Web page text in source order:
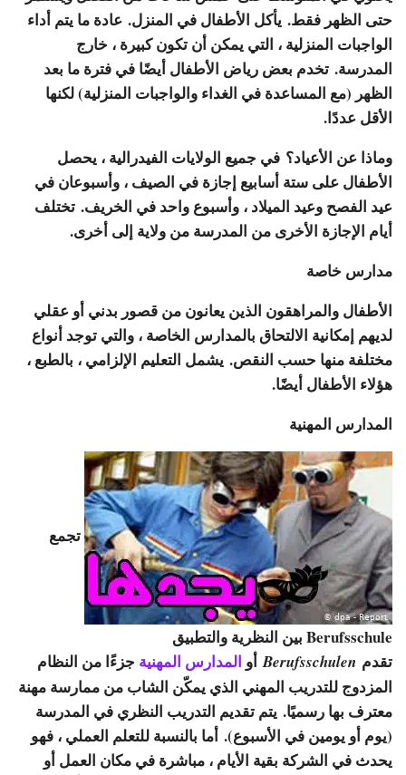
حتى الظهر فقط. يأكل الأطفال في المنزل. عادة ما يتم أداء
الواجبات المنزلية ، التي يمكن أن تكون كبيرة ، خارج
المدرسة. تخدم بعض رياض الأطفال أيضًا في فترة ما بعد
الظهر (مع المساعدة في الغداء والواجبات المنزلية) لكنها
الأقل عددًا.
وماذا عن الأعياد؟ في جميع الولايات الفيدرالية ، يحصل
الأطفال على ستة أسابيع إجازة في الصيف ، وأسبوعان في
عيد الفصح وعيد الميلاد ، وأسبوع واحد في الخريف. تختلف
أيام الإجازة الأخرى من المدرسة من ولاية إلى أخرى.
مدارس خاصة
الأطفال والمراهقون الذين يعانون من قصور بدني أو عقلي
لديهم إمكانية الالتحاق بالمدارس الخاصة ، والتي توجد أنواع
مختلفة منها حسب النقص. يشمل التعليم الإلزامي ، بالطبع ،
هؤلاء الأطفال أيضًا.
المدارس المهنية
تجمع
Berufsschule بين النظرية والتطبيق
تقدم Berufsschulenأو المدارس المهنية جزءًا من النظام
المزدوج للتدريب المهني الذي يمكّن الشاب من ممارسة مهنة
معترف بها رسميًا. يتم تقديم التدريب النظري في المدرسة
(يوم أو يومين في الأسبوع). أما بالنسبة للتعلم العملي ، فهو
يحدث في الشركة بقية الأيام ، مباشرة في مكان العمل أو